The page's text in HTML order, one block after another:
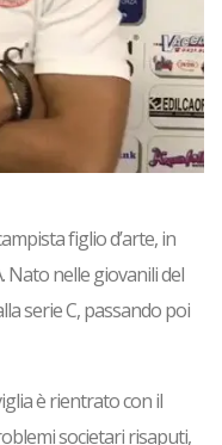
figlio d’arte, in
Nato nelle giovanili del
serie C, passando poi
è rientrato con il
societari risaputi,